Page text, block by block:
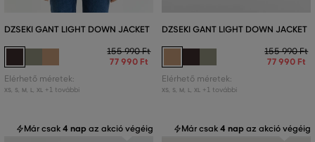
DZSEKI GANT LIGHT DOWN JACKET
155 990 Ft
77 990 Ft
Elérhető méretek:
XS, S, M L XL +1 további
DZSEKI GANT LIGHT DOWN JACKET
155 990 Ft
77 990 Ft
Elérhető méretek:
XS, S, M L XL +1 további
Már csak4 nap az akció végéig Már csak4 nap az akció végéig